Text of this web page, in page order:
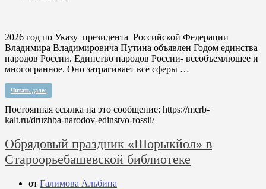
2026 год по Указу президента Российской Федерации
Владимира Владимировича Путина объявлен Годом единства
народов России. Единство народов России- всеобъемлющее и
многогранное. Оно затрагивает все сферы …
Читать далее
Постоянная ссылка на это сообщение: https://mcrb-
kalt.ru/druzhba-narodov-edinstvo-rossii/
Обрядовый праздник «Шорыкйол» в
Староорьебашевской библиотеке
от Галимова Альбина